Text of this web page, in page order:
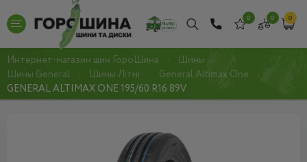
0 0 0
Интернет-магазин шин ГороШина
Шины
Шины General
Шины Літні
General Altimax One
GENERAL ALTIMAX ONE 195/60 R16 89V